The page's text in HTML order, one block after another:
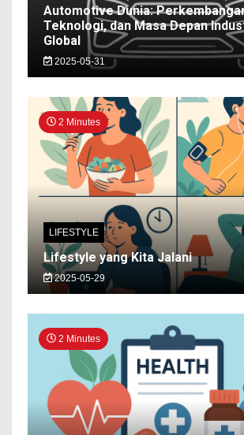
Automotive Dunia:
Teknologi, dan Masa Depan
Global
2025-05-31
2 Minutes
LIFESTYLE
Lifestyle yang Kita Jalani
2025-05-29
2 Minutes